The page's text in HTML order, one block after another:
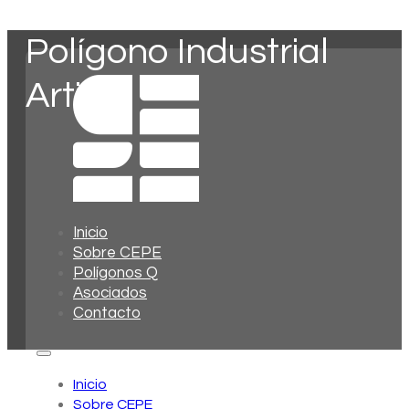
Inicio
Sobre CEPE
Polígonos Q
Asociados
Contacto
Inicio
Sobre CEPE
Polígono Industrial
Artica